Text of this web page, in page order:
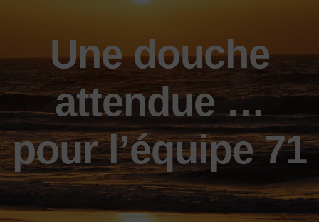
Une douche
attendue …
pour l’équipe 71